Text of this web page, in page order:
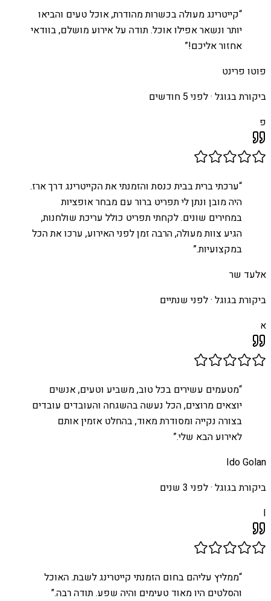
“קייטרינג מעולה בכשרות מהודרת, אוכל טעים והביאו
יותר ונשאר אפילו אוכל. תודה על אירוע מושלם, בוודאי
אחזור אליכם!”
פוטו פרינט
ביקורת בגוגל ·לפני 5 חודשים
פ
“ערכתי ברית בבית כנסת והזמנתי את הקייטרינג דרך ארז.
היה מובן ונתן לי תפריט ברור עם מבחר אופציות
במחירים שונים. לקחתי תפריט כולל עריכת שולחנות,
הגיע צוות מעולה, הרבה זמן לפני האירוע, ערכו את הכל
במקצועיות.”
אלעד שר
ביקורת בגוגל ·לפני שנתיים
א
“מטעמים עשירים בכל טוב, משביע וטעים, אנשים
יוצאים מרוצים, הכל נעשה בהשגחה והעובדים עובדים
בצורה נקייה ומסודרת מאוד, בהחלט אזמין אותם
לאירוע הבא שלי.”
Ido Golan
ביקורת בגוגל ·לפני 3 שנים
I
“ממליץ עליהם בחום הזמנתי קייטרינג לשבת. האוכל
והסלטים היו מאוד טעימים והיה שפע. תודה רבה.”